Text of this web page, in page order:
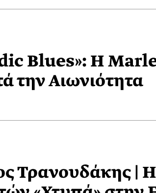
Blues»: Η
την Αιωνιότητα
Τρανουδάκης |